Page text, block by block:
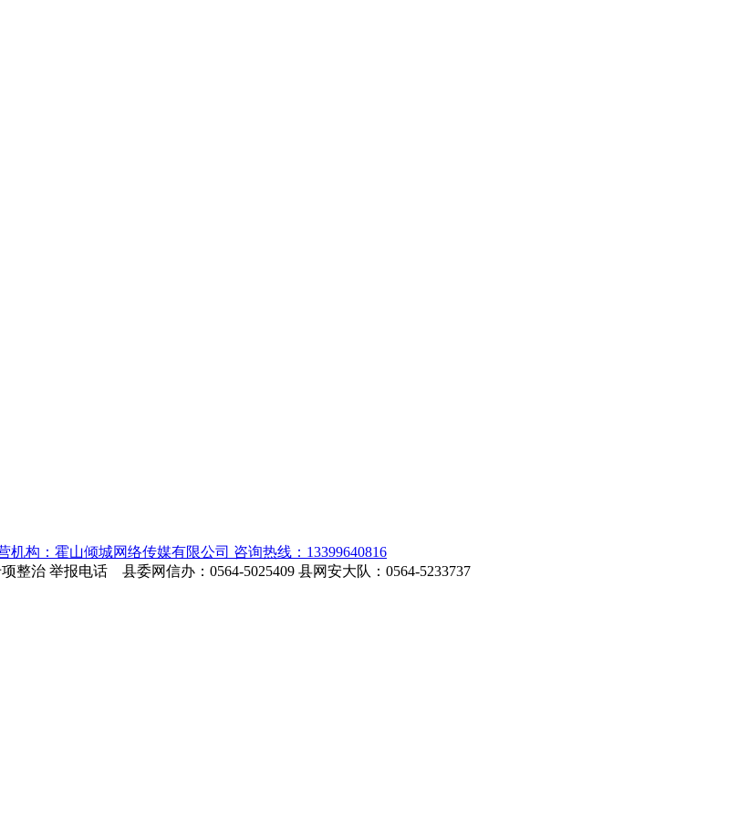
机构：霍山倾城网络传媒有限公司 咨询热线：13399640816
整治 举报电话 县委网信办：0564-5025409 县网安大队：0564-5233737